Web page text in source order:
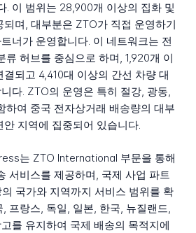
. 이 범위는 28,900개 이상의 집화 및
며, 대부분은 ZTO가 직접 운영하기
너가 운영합니다. 이 네트워크는 전
류 허브를 중심으로 하며, 1,920개 이
되고 4,410대 이상의 간선 차량 대
다. ZTO의 운영은 특히 절강, 광동,
하여 중국 전자상거래 배송량의 대부
지역에 집중되어 있습니다.
는 ZTO International 부문을 통해
서비스를 제공하며, 국제 사업 파트
국가와 지역까지 서비스 범위를 확
프랑스, 독일, 일본, 한국, 뉴질랜드,
를 유지하여 국제 배송의 목적지에